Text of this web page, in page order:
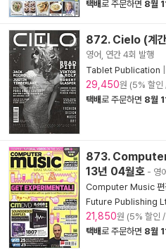
택배로 주문하면 8월
872. Cielo (계
영어, 연간 4회 발행
Tablet Publication
29,450원 (5% 할
택배로 주문하면 8월
873.
13년 04월호 - 영
Computer Music 편
Future Publishing
21,850원 (5% 할인
택배로 주문하면 8월